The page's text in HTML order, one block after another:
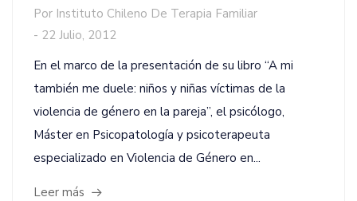
Por Instituto Chileno De Terapia Familiar
- 22 Julio, 2012
En el marco de la presentación de su libro “A mi
también me duele: niños y niñas víctimas de la
violencia de género en la pareja”, el psicólogo,
Máster en Psicopatología y psicoterapeuta
especializado en Violencia de Género en...
Leer más